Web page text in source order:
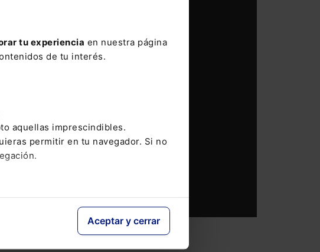
tu experiencia en nuestra página
de tu interés.
aquellas imprescindibles.
permitir en tu navegador. Si no
Aceptar y cerrar